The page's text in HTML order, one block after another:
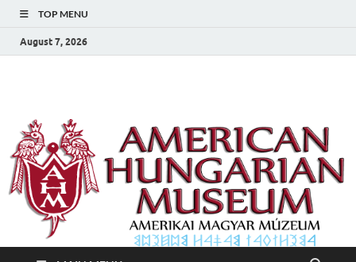
TOP MENU
August 7, 2026
Amerikai Magyar
Múzeum